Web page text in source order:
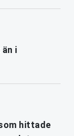
i
hittade